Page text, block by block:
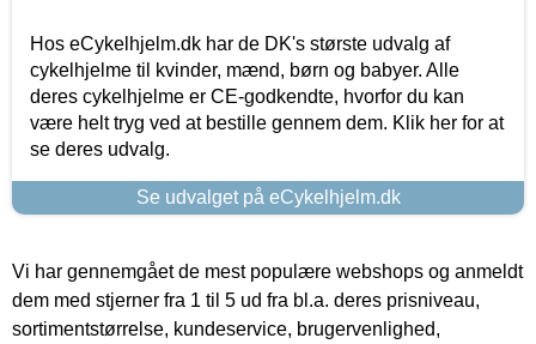
Hos eCykelhjelm.dk har de DK's største udvalg af
cykelhjelme til kvinder, mænd, børn og babyer. Alle
deres cykelhjelme er CE-godkendte, hvorfor du kan
være helt tryg ved at bestille gennem dem. Klik her for at
se deres udvalg.
Se udvalget på eCykelhjelm.dk
Vi har gennemgået de mest populære webshops og anmeldt
dem med stjerner fra 1 til 5 ud fra bl.a. deres prisniveau,
sortimentstørrelse, kundeservice, brugervenlighed,